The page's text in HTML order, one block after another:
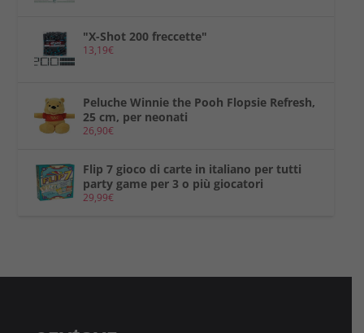
"X-Shot 200 freccette"
13,19€
Peluche Winnie the Pooh Flopsie Refresh,
25 cm, per neonati
26,90€
Flip 7 gioco di carte in italiano per tutti
party game per 3 o più giocatori
29,99€